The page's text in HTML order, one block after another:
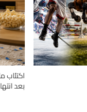
اكتئاب
بعد